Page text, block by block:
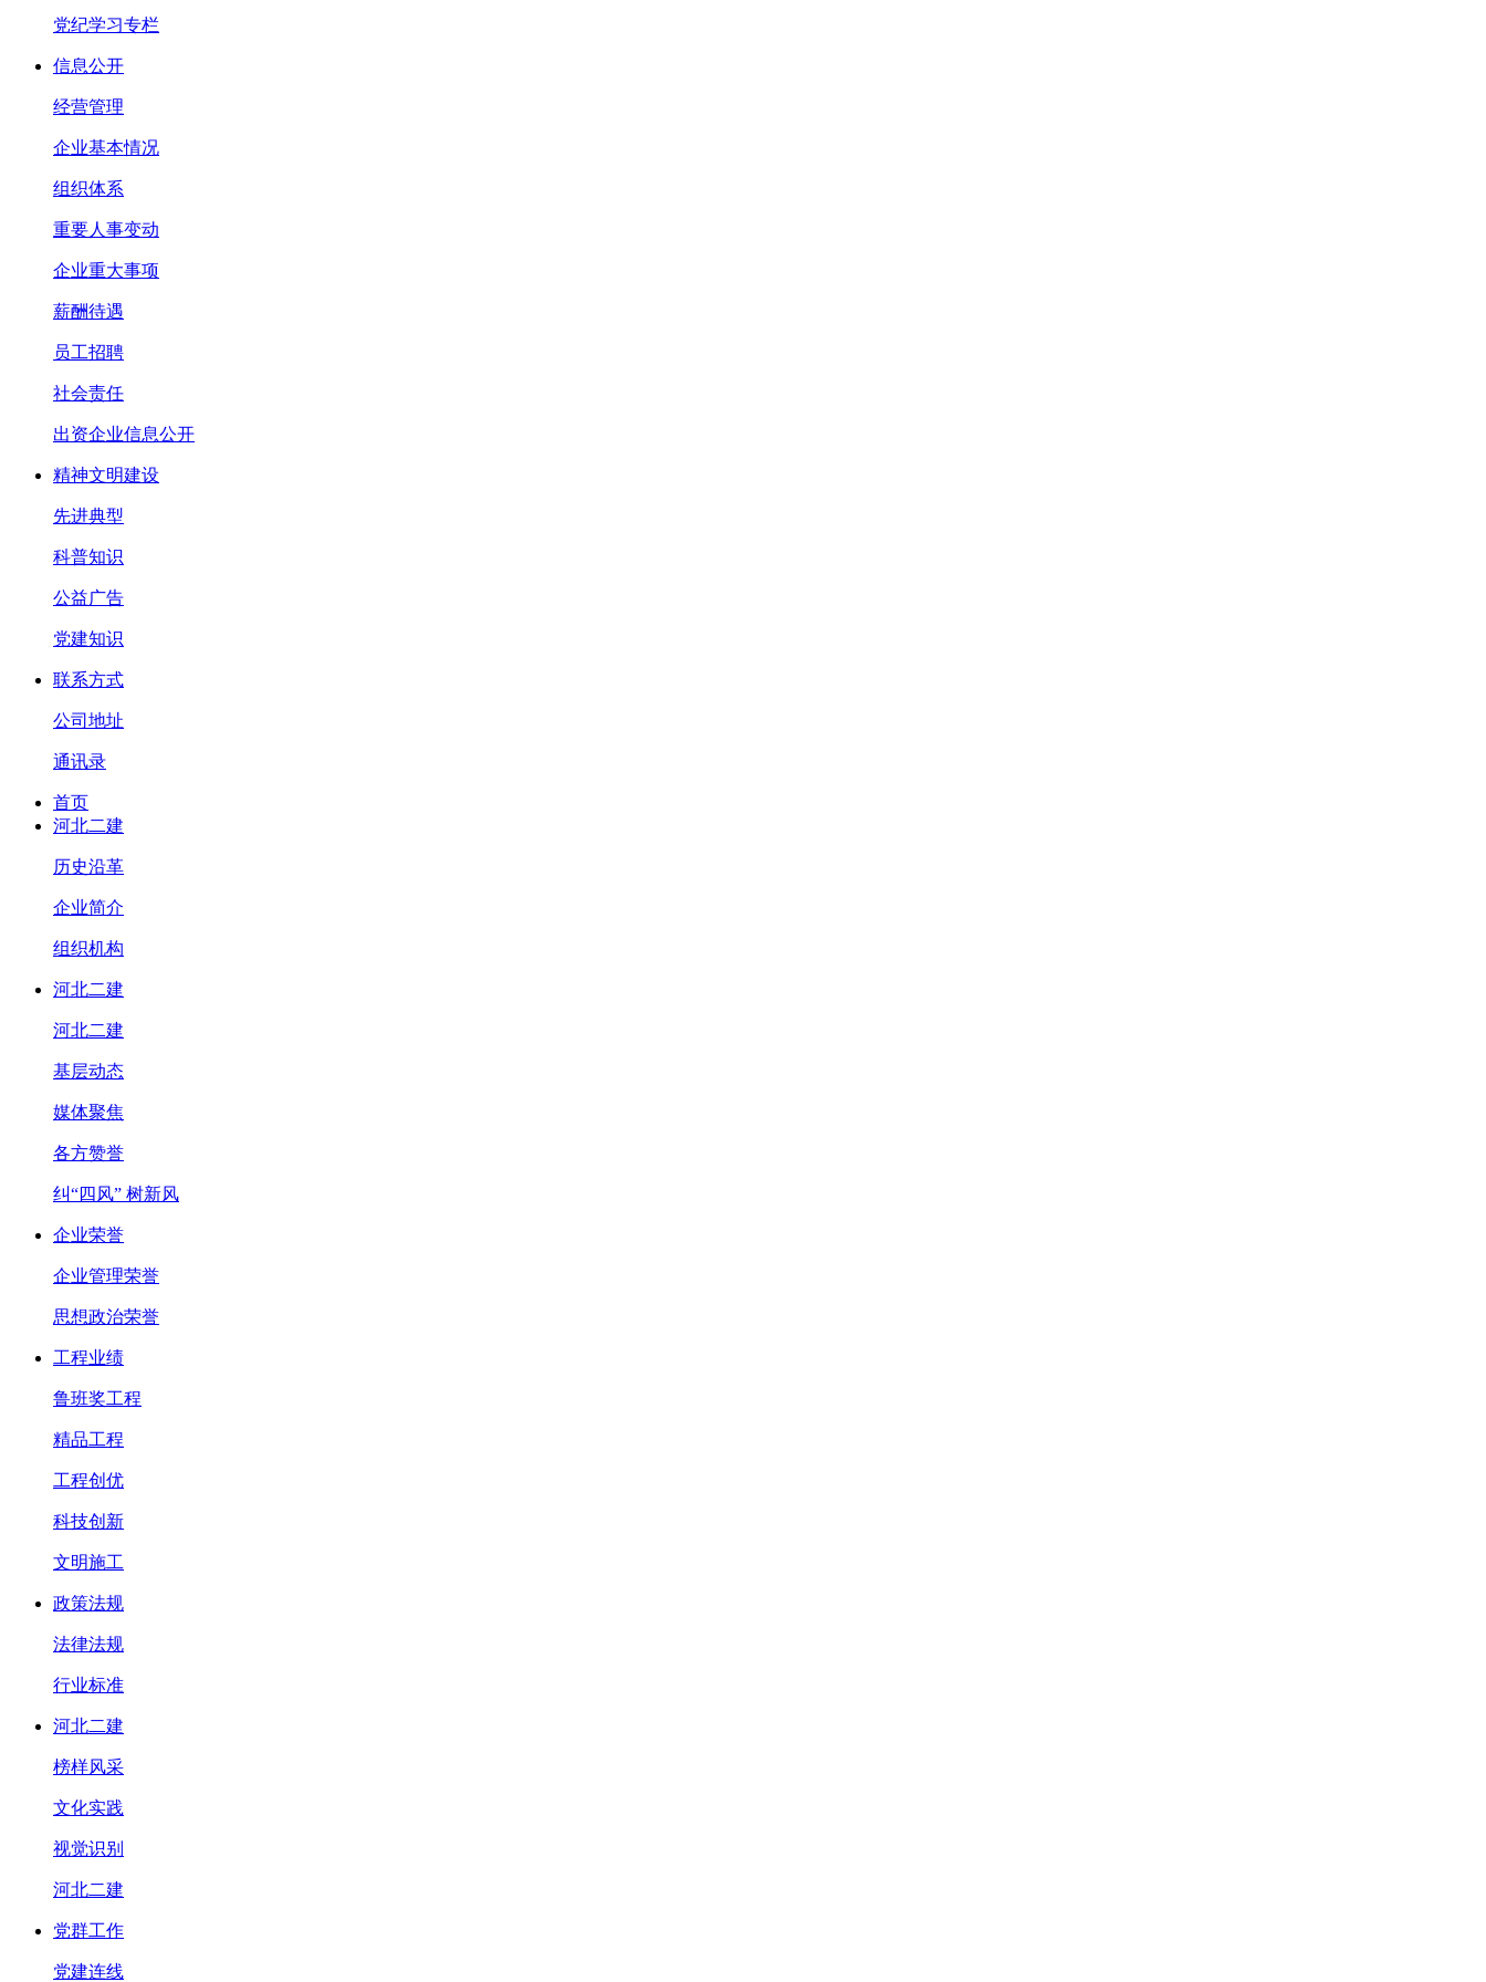
党纪学习专栏
信息公开
经营管理
企业基本情况
组织体系
重要人事变动
企业重大事项
薪酬待遇
员工招聘
社会责任
出资企业信息公开
精神文明建设
先进典型
科普知识
公益广告
党建知识
联系方式
公司地址
通讯录
首页
河北二建
历史沿革
企业简介
组织机构
河北二建
河北二建
基层动态
媒体聚焦
各方赞誉
纠“四风” 树新风
企业荣誉
企业管理荣誉
思想政治荣誉
工程业绩
鲁班奖工程
精品工程
工程创优
科技创新
文明施工
政策法规
法律法规
行业标准
河北二建
榜样风采
文化实践
视觉识别
河北二建
党群工作
党建连线